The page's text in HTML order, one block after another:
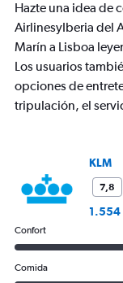
Hazte una idea de
AirlinesyIberia del
Marín a Lisboa
Los usuarios
opciones de
tripulación, el
KLM
7,8
1.554
Confort
Comida